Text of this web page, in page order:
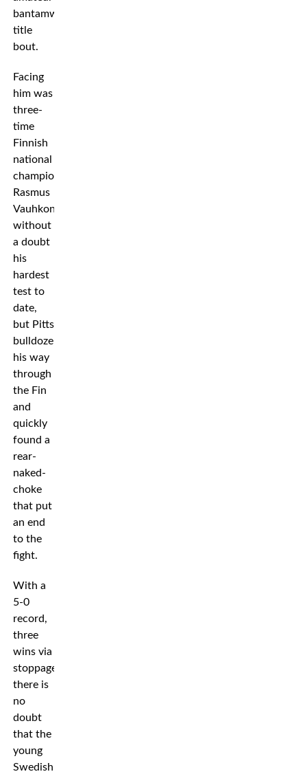
bantamweigh
title
bout.
Facing
him was
three-
time
Finnish
national
champion
Rasmus
Vauhkonen,
without
a doubt
his
hardest
test to
date,
but Pitts
bulldozered
his way
through
the Fin
and
quickly
found a
rear-
naked-
choke
that put
an end
to the
fight.
With a
5-0
record,
three
wins via
stoppage,
there is
no
doubt
that the
young
Swedish